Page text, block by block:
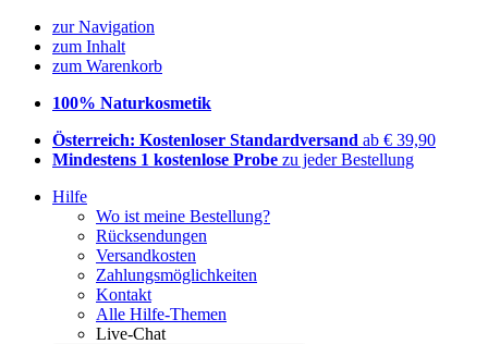
zur Navigation
zum Inhalt
zum Warenkorb
100% Naturkosmetik
Österreich: Kostenloser Standardversand ab € 39,90
Mindestens 1 kostenlose Probe zu jeder Bestellung
Hilfe
Wo ist meine Bestellung?
Rücksendungen
Versandkosten
Zahlungsmöglichkeiten
Kontakt
Alle Hilfe-Themen
Live-Chat